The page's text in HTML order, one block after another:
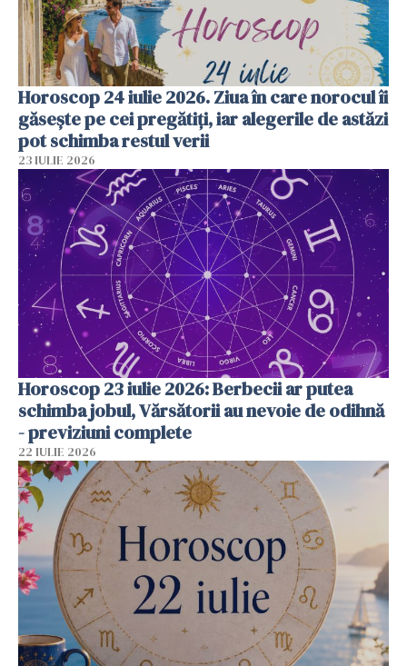
Horoscop 24 iulie 2026. Ziua în care norocul îi
găsește pe cei pregătiți, iar alegerile de astăzi
pot schimba restul verii
23 IULIE 2026
Horoscop 23 iulie 2026: Berbecii ar putea
schimba jobul, Vărsătorii au nevoie de odihnă
- previziuni complete
22 IULIE 2026